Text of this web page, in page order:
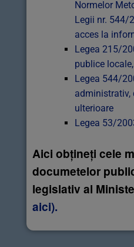
Normelor
Legii nr. 544/
acces la
Legea 215/
publice
Legea 544/
administrativ,
ulterioare
Legea 53/
Aici obțineți cele
documetelor
legislativ al
aici).